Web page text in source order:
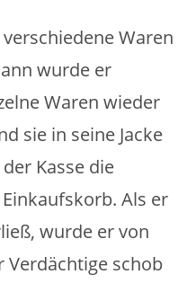
Waren
wurde er
Waren wieder
sie in seine Jacke
Kasse die
Als er
wurde er von
Verdächtige schob